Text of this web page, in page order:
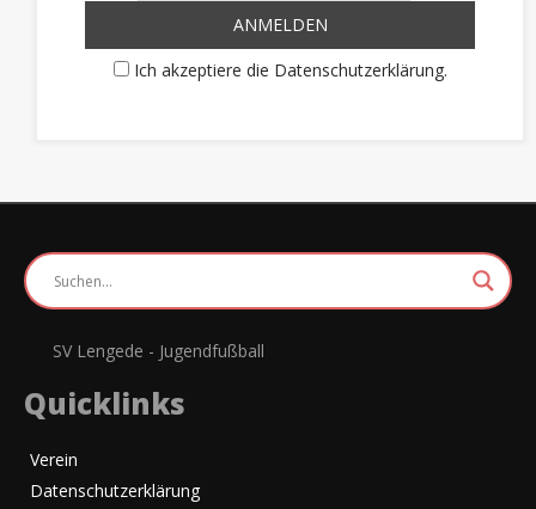
Ich akzeptiere die Datenschutzerklärung.
SV Lengede - Jugendfußball
Quicklinks
Verein
Datenschutzerklärung